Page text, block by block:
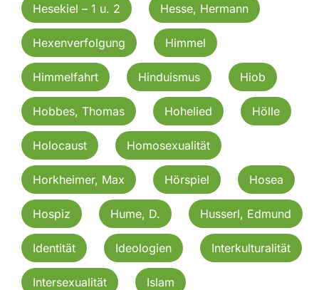
Hesekiel – 1 u. 2 Hesse, Hermann
Hexenverfolgung Himmel
Himmelfahrt Hinduismus Hiob
Hobbes, Thomas Hohelied Hölle
Holocaust Homosexualität
Horkheimer, Max Hörspiel Hosea
Hospiz Hume, D. Husserl, Edmund
Identität Ideologien Interkulturalität
Intersexualität Islam